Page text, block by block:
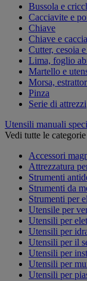
Bussola e
Cacciavite e
Chiave
Chiave e
Cutter, cesoia e
Lima, foglio
Martello e
Morsa,
Pinza
Serie di attrezzi
Utensili manuali
Vedi tutte le categorie
Accessori
Attrezzatura
Strumenti
Strumenti da
Strumenti per
Utensile per
Utensili per
Utensili per
Utensili per il
Utensili per
Utensili per
Utensili per